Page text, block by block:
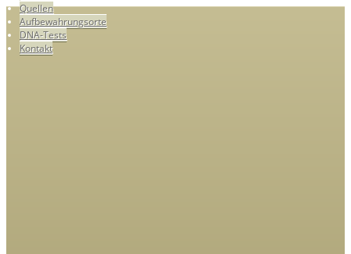
Quellen
Aufbewahrungsorte
DNA-Tests
Kontakt